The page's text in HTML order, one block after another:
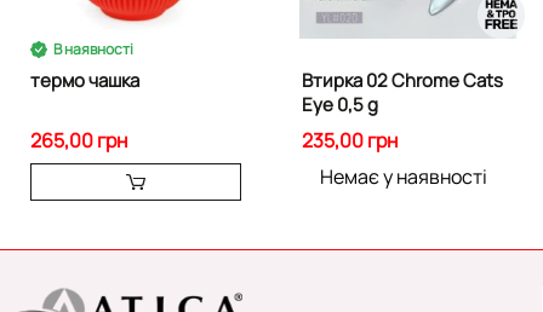
В наявності
термо чашка
265,00 грн
Втирка 02 Chrome Cats
Eye 0,5 g
235,00 грн
Немає у наявності